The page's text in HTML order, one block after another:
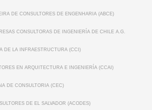
DE CONSULTORES DE ENGENHARIA (ABCE)
CONSULTORAS DE INGENIERÍA DE CHILE A.G.
DE LA INFRAESTRUCTURA (CCI)
EN ARQUITECTURA E INGENIERÍA (CCAI)
DE CONSULTORIA (CEC)
DE EL SALVADOR (ACODES)